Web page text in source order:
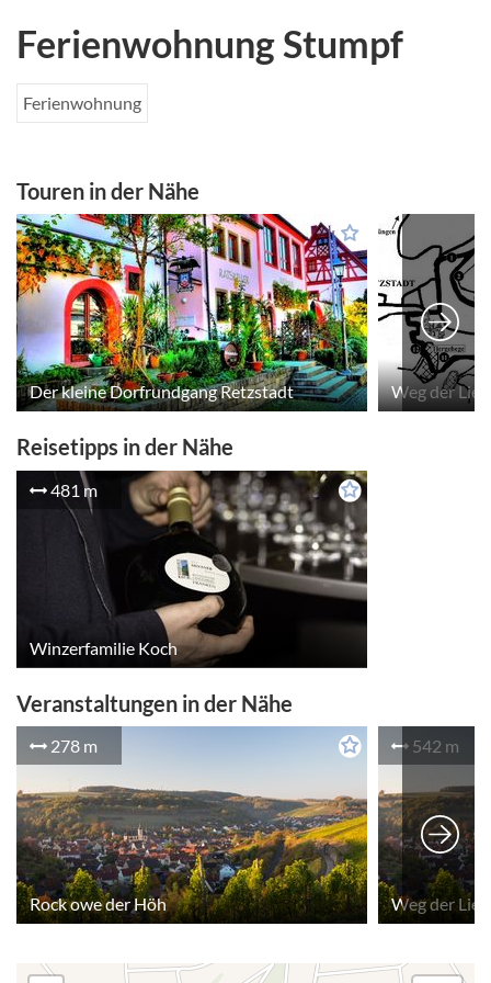
Ferienwohnung Stumpf
Ferienwohnung
Touren in der Nähe
Der kleine Dorfrundgang Retzstadt Weg der
Reisetipps in der Nähe
481 m
Winzerfamilie Koch
Veranstaltungen in der Nähe
278 m
Rock owe der Höh
542 m